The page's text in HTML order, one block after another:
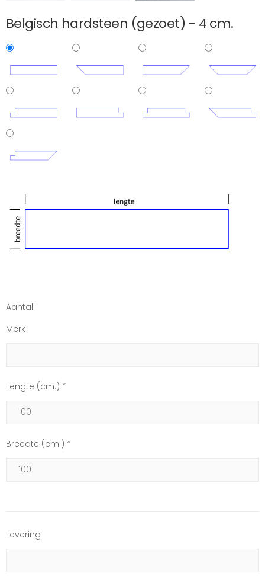
Belgisch hardsteen (gezoet) - 4 cm.
Aantal:
Merk
Lengte (cm.) *
Breedte (cm.) *
Levering